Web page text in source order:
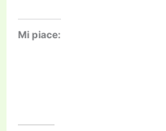
Mi piace: